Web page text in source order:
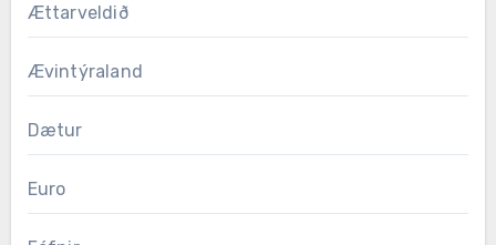
Ættarveldið
Ævintýraland
Dætur
Euro